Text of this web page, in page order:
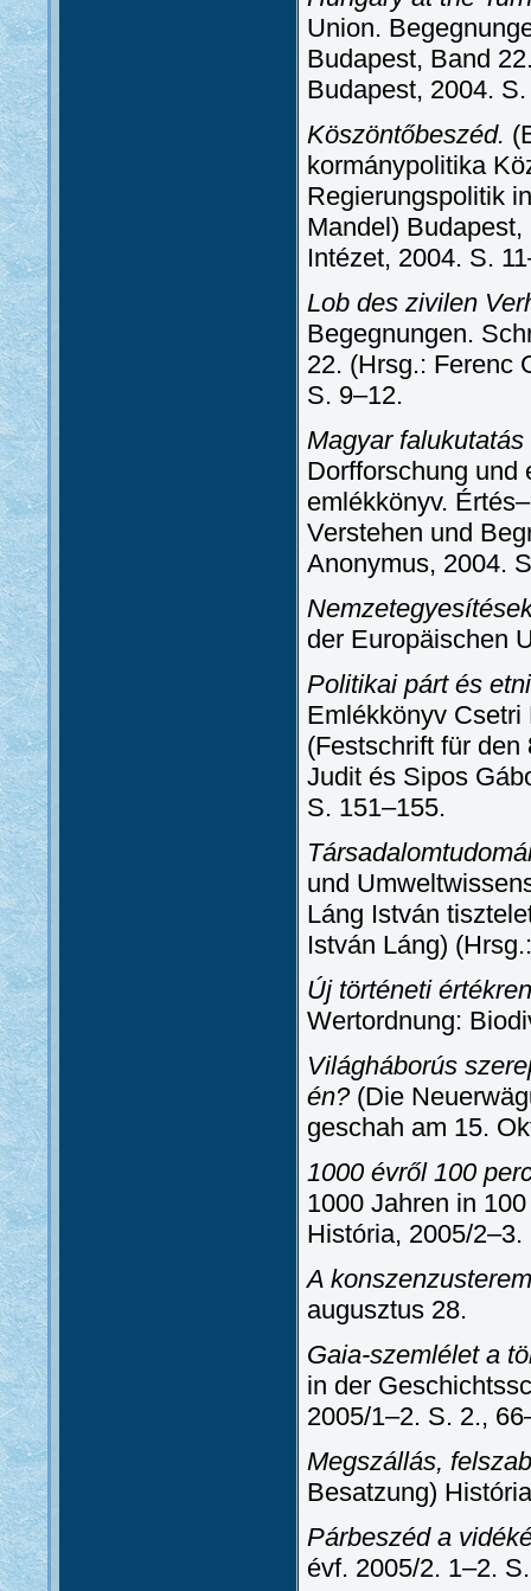
Union.
Budapest, Band
Budapest, 2004.
Köszöntőbeszéd.
kormánypolitika
Regierungspolitik
Mandel)
Intézet, 2004. S.
Lob des zivilen
Begegnungen.
22. (Hrsg.: Ferenc
S. 9–12.
Magyar
Dorfforschung und
emlékkönyv.
Verstehen und
Anonymus, 2004.
der Europäischen
Politikai párt és
Emlékkönyv
(Festschrift für
Judit és Sipos
S. 151–155.
und
Láng István
István Láng)
Új történeti
Wertordnung:
Világháborús
én?(Die
geschah am 15.
1000 évről 100
1000 Jahren in
História, 2005/2–3.
A
augusztus 28.
Gaia-szemlélet a
in der
2005/1–2. S. 2.,
Megszállás,
Besatzung)
Párbeszéd a
évf. 2005/2. 1–2. S.